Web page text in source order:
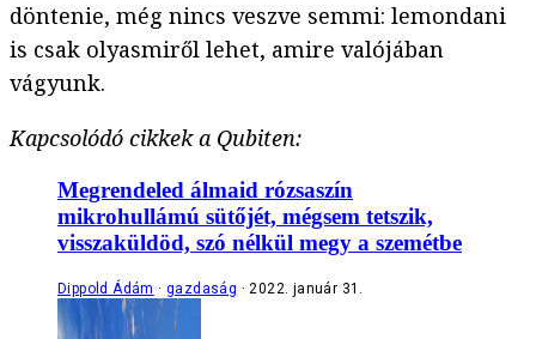
döntenie, még nincs veszve semmi: lemondani
is csak olyasmiről lehet, amire valójában
vágyunk.
Kapcsolódó cikkek a Qubiten:
Megrendeled álmaid rózsaszín
mikrohullámú sütőjét, mégsem tetszik,
visszaküldöd, szó nélkül megy a szemétbe
Dippold Ádám gazdaság 2022. január 31.